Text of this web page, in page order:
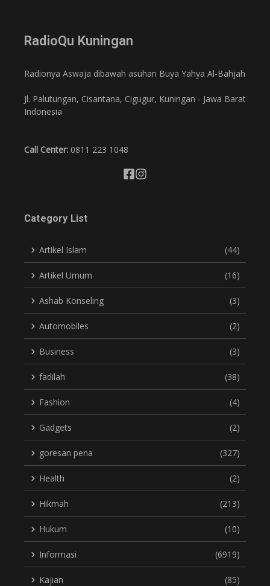
RadioQu Kuningan
Radionya Aswaja dibawah asuhan Buya Yahya Al-Bahjah
Jl. Palutungan, Cisantana, Cigugur, Kuningan - Jawa Barat
Indonesia
Call Center: 0811 223 1048
Category List
Artikel Islam (44)
Artikel Umum (16)
Ashab Konseling (3)
Automobiles (2)
Business (3)
fadilah (38)
Fashion (4)
Gadgets (2)
goresan pena (327)
Health (2)
Hikmah (213)
Hukum (10)
Informasi (6919)
Kajian (85)